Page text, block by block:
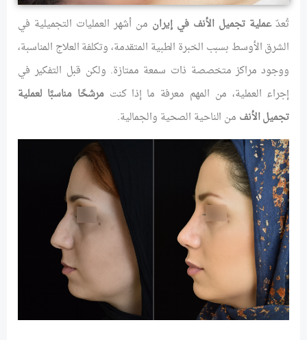
تُعدّعملية تجميل الأنف في إيران من أشهر العمليات التجميلية في
الشرق الأوسط بسبب الخبرة الطبية المتقدمة، وتكلفة العلاج المناسبة،
ووجود مراكز متخصصة ذات سمعة ممتازة. ولكن قبل التفكير في
إجراء العملية، من المهم معرفة ما إذا كنت مرشحًا مناسبًا لعملية
تجميل الأنف من الناحية الصحية والجمالية.